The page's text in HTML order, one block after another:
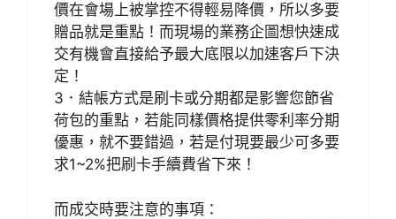
價在會場上被掌控不得輕易降價，所以多要
贈品就是重點！而現場的業務企圖想快速成
交有機會直接給予最大底限以加速客戶下決
定！
3．結帳方式是刷卡或分期都是影響您節省
荷包的重點，若能同樣價格提供零利率分期
優惠，就不要錯過，若是付現要最少可多要
求1~2%把刷卡手續費省下來！
而成交時要注意的事項：